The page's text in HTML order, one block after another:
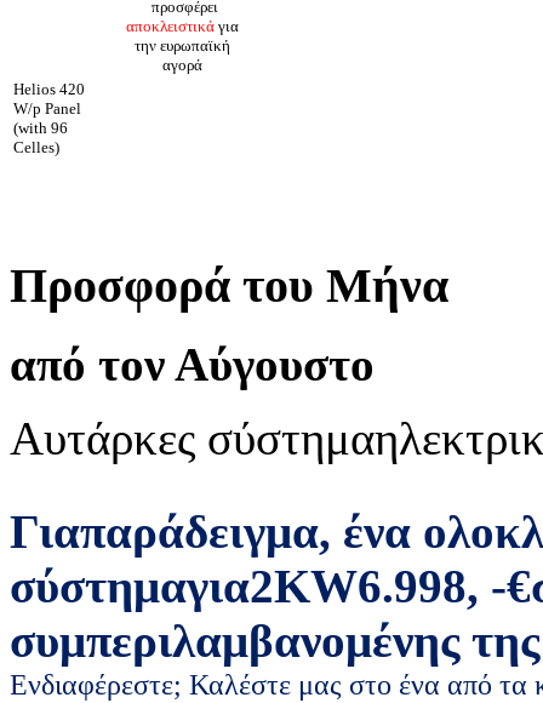
προσφέρει
αποκλειστικά για
την ευρωπαϊκή
αγορά
Helios 420
W/p Panel
(with 96
Celles)
Προσφορά του Μήνα
από τον Αύγουστο
Αυτάρκες σύστημα
Γιαπαράδειγμα, ένα
σύστημαγια2KW6.998, -€
συμπεριλαμβανομένης
Ενδιαφέρεστε; Καλέστε μας στο ένα από τα